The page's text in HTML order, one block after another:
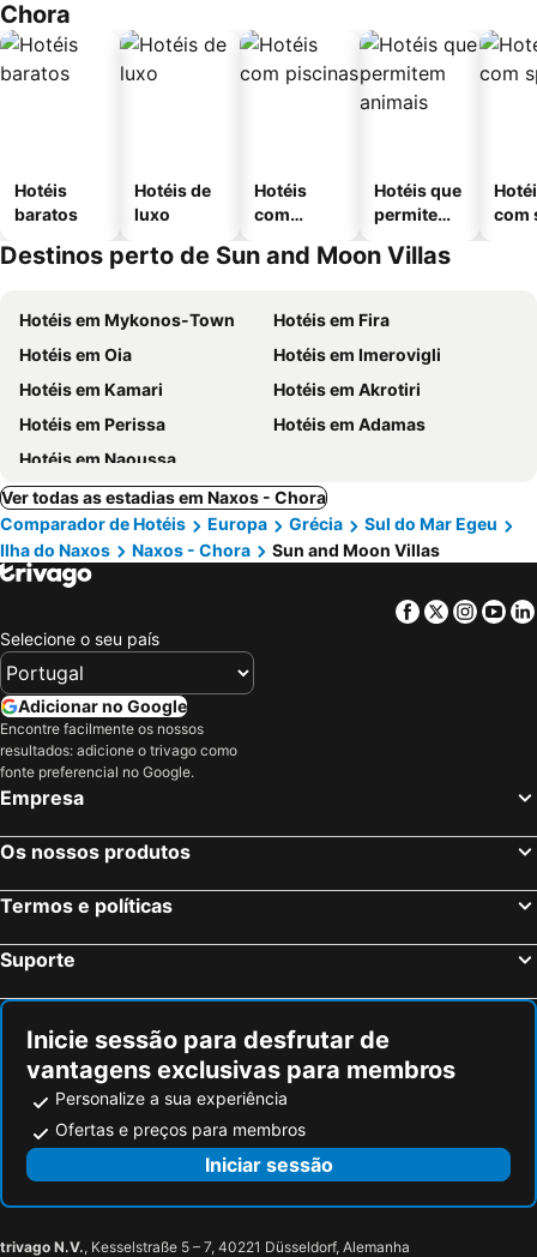
Chora
Hotéis
baratos
Hotéis de
luxo
Hotéis
com
Hotéis que
permitem
com
Destinos perto de Sun and Moon Villas
Hotéis em Mykonos-Town
Hotéis em Fira
Hotéis em Oia
Hotéis em Imerovigli
Hotéis em Kamari
Hotéis em Akrotiri
Hotéis em Perissa
Hotéis em Adamas
Hotéis em Naoussa
Ver todas as estadias em Naxos - Chora
Comparador de Hotéis
Europa Grécia
Sul do Mar Egeu
Ilha do Naxos
Naxos - Chora Sun and Moon Villas
Facebook
Twitter
Selecione o seu país
Adicionar no Google
Encontre facilmente os nossos
resultados: adicione o trivago como
fonte preferencial no Google.
Empresa
Os nossos produtos
Termos e políticas
Suporte
Inicie sessão para desfrutar de
vantagens exclusivas para membros
Personalize a sua experiência
Ofertas e preços para membros
Iniciar sessão
trivago N.V., Kesselstraße 5 – 7, 40221 Düsseldorf, Alemanha